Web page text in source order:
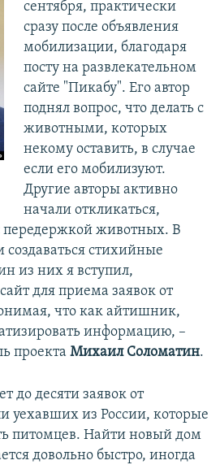
сентября, практически
сразу после объявления
мобилизации, благодаря
посту на развлекательном
сайте "Пикабу". Его автор
поднял вопрос, что делать с
животными, которых
некому оставить, в случае
если его мобилизуют.
Другие авторы активно
начали откликаться,
передержкой животных. В
стихийные
из них я вступил,
для приема заявок от
что как айтишник,
информацию, –
проекта Михаил Соломатин.
до десяти заявок от
уехавших из России, которые
питомцев. Найти новый дом
довольно быстро, иногда